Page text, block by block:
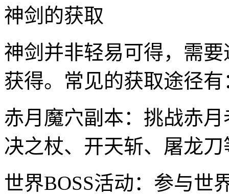
神剑的获取
神剑并非轻易可得，需
获得。常见的获取途径有
赤月魔穴副本：挑战赤
决之杖、开天斩、屠龙刀
世界BOSS活动：参与世